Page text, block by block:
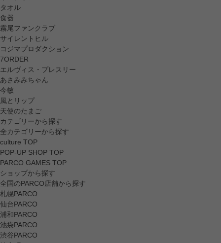
タオル
食器
霧尾ファンクラブ
サイレントヒル
コジマプロダクション
7ORDER
エルヴィス・プレスリー
あさみみちゃん
今敏
風とリップ
天使のたまご
カテゴリーから探す
全カテゴリーから探す
culture TOP
POP-UP SHOP TOP
PARCO GAMES TOP
ショップから探す
全国のPARCO店舗から探す
札幌PARCO
仙台PARCO
浦和PARCO
池袋PARCO
渋谷PARCO